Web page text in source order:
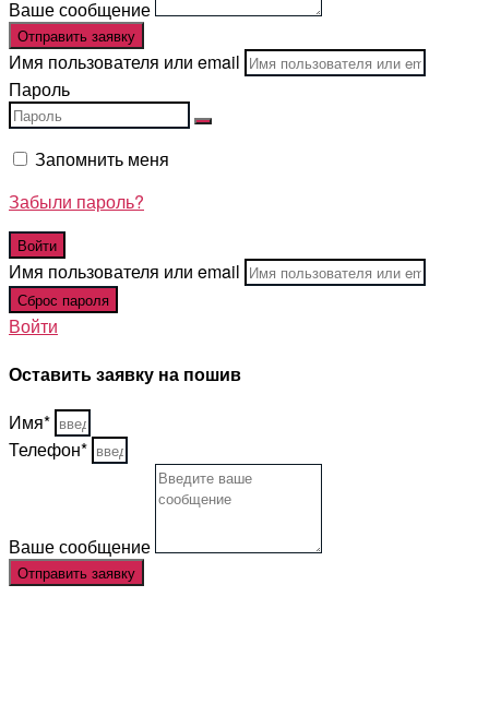
Ваше сообщение
Отправить заявку
Имя пользователя или email
Пароль
Запомнить меня
Забыли пароль?
Имя пользователя или email
Войти
Оставить заявку на пошив
Имя*
Телефон*
Ваше сообщение
Отправить заявку